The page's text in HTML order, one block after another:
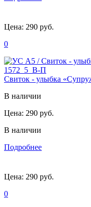
Цена: 290 руб.
0
Свиток - улыбка
В наличии
Цена: 290 руб.
В наличии
Подробнее
Цена: 290 руб.
0